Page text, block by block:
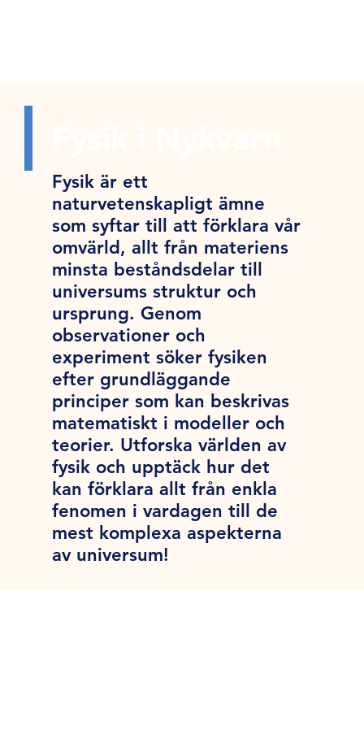
Fysik är ett
naturvetenskapligt ämne
som syftar till att förklara vår
omvärld, allt från materiens
minsta beståndsdelar till
universums struktur och
ursprung. Genom
observationer och
experiment söker fysiken
efter grundläggande
principer som kan beskrivas
matematiskt i modeller och
teorier. Utforska världen av
fysik och upptäck hur det
kan förklara allt från enkla
fenomen i vardagen till de
mest komplexa aspekterna
av universum!